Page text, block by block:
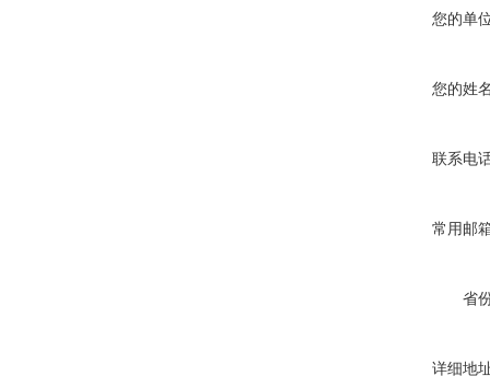
您的单
您的姓
联系电
常用邮
省
详细地